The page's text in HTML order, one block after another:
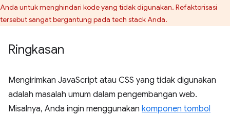
Anda untuk menghindari kode yang tidak digunakan. Refaktorisasi
tersebut sangat bergantung pada tech stack Anda.
Ringkasan
Mengirimkan JavaScript atau CSS yang tidak digunakan
adalah masalah umum dalam pengembangan web.
Misalnya, Anda ingin menggunakan komponen tombol